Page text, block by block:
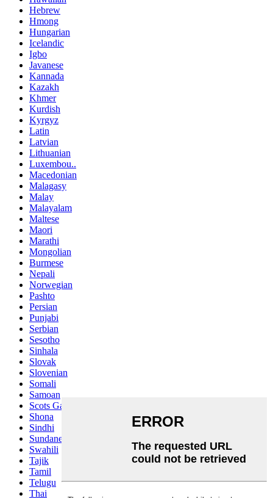
Hebrew
Hmong
Hungarian
Icelandic
Igbo
Javanese
Kannada
Kazakh
Khmer
Kurdish
Kyrgyz
Latin
Latvian
Lithuanian
Luxembou..
Macedonian
Malagasy
Malay
Malayalam
Maltese
Maori
Marathi
Mongolian
Burmese
Nepali
Norwegian
Pashto
Persian
Punjabi
Serbian
Sesotho
Sinhala
Slovak
Slovenian
Somali
Samoan
Scots Gaelic
Shona
Sindhi
Sundanese
Swahili
Tajik
Tamil
Telugu
Thai